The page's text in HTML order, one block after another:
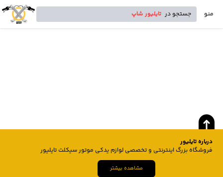
منو جستجو در تایلیور شاپ
درباره تایلیور
فروشگاه بزرگ اینترنتی و تخصصی لوازم یدکی موتور سیکلت تایلیور
مشاهده بیشتر